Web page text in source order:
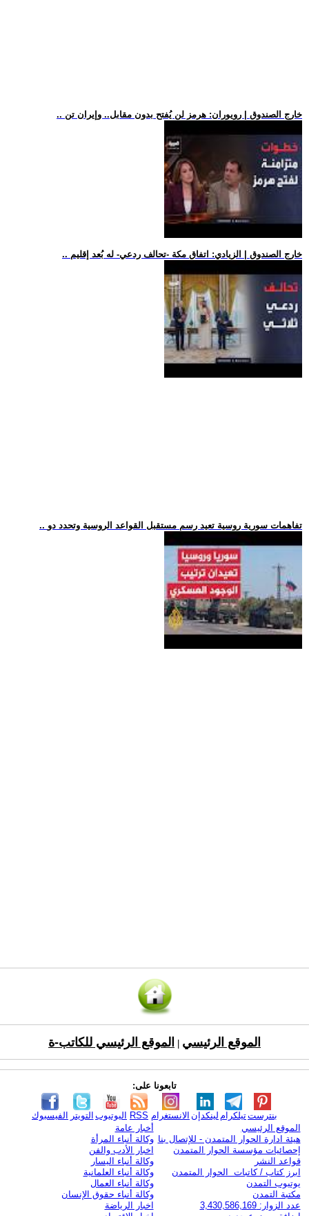
.. خارج الصندوق | رويوران: هرمز لن يُفتح بدون مقابل.. وإيران تن
.. خارج الصندوق | الزيادي: اتفاق مكة -تحالف ردعي- له بُعد إقليم
.. تفاهمات سورية روسية تعيد رسم مستقبل القواعد الروسية وتحدد دو
الموقع الرئيسي الموقع الرئيسي للكاتب-ة
تابعونا على:
الفيسبوك التويتر اليوتيوب RSS الانستغرام لينكدإن تيلكرامبنترست
الموقع الرئيسي
هيئة ادارة الحوار المتمدن - للإتصال بنا
إحصائيات مؤسسة الحوار المتمدن
قواعد النشر
ابرز كتاب / كاتبات الحوار المتمدن
يوتيوب التمدن
مكتبة التمدن
عدد الزوار: 3,430,586,169
أخبار عامة
وكالة أنباء المرأة
اخبار الأدب والفن
وكالة أنباء اليسار
وكالة أنباء العلمانية
وكالة أنباء العمال
وكالة أنباء حقوق الإنسان
اخبار الرياضة